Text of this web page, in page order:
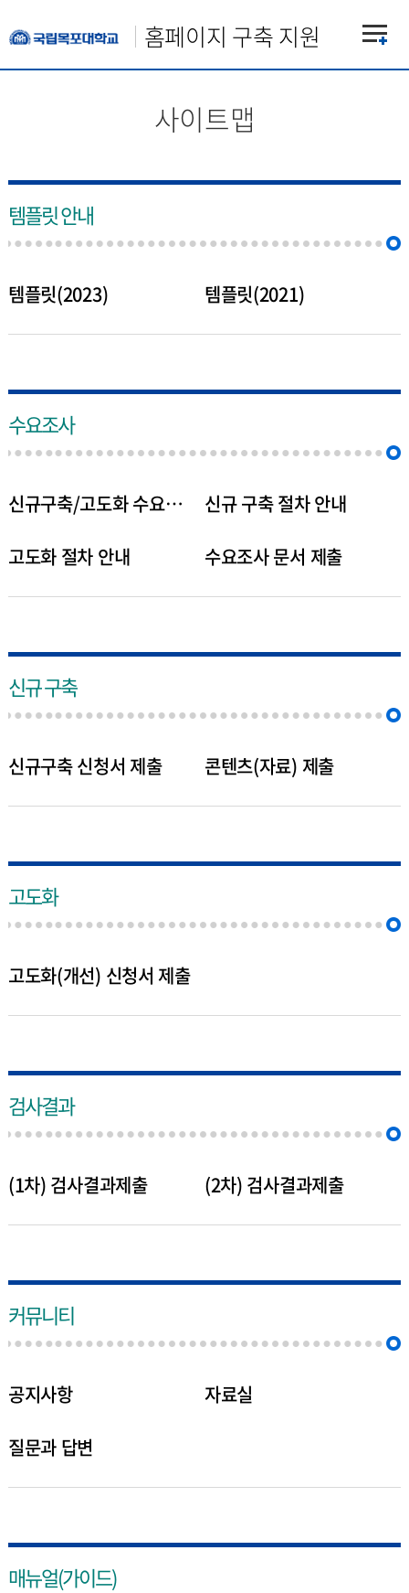
홈페이지 구축 지원
사이트맵
템플릿 안내
템플릿(2023) 템플릿(2021)
수요조사
신규구축/고도화 수요조사
신규 구축 절차 안내
고도화 절차 안내
수요조사 문서 제출
신규 구축
신규구축 신청서 제출 콘텐츠(자료) 제출
고도화
고도화(개선) 신청서 제출
검사결과
(1차) 검사결과제출 (2차) 검사결과제출
커뮤니티
공지사항
자료실
질문과 답변
매뉴얼(가이드)